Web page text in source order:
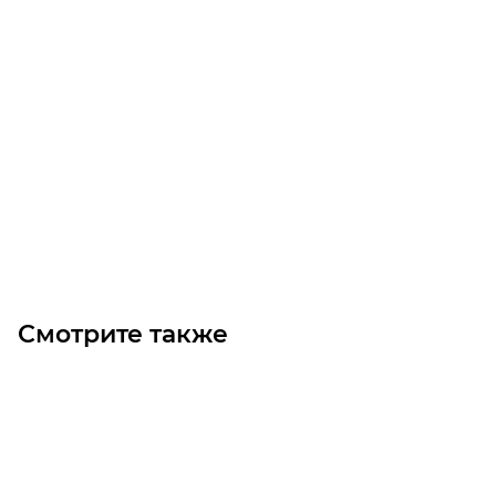
Смотрите также